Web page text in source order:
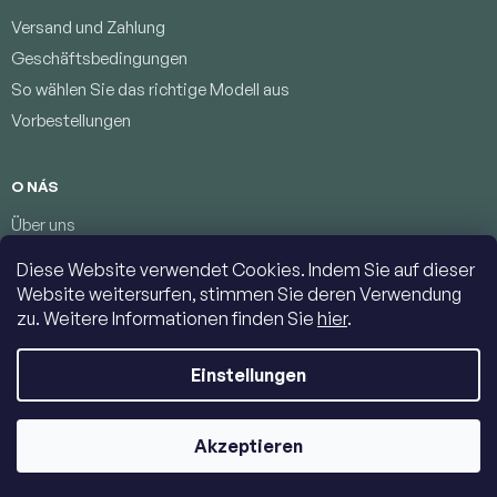
Diese Website verwendet Cookies. Indem Sie auf dieser
Website weitersurfen, stimmen Sie deren Verwendung
zu. Weitere Informationen finden Sie hier.
Einstellungen
Akzeptieren
Versand und Zahlung
Geschäftsbedingungen
So wählen Sie das richtige Modell aus
Vorbestellungen
O NÁS
Über uns
Bedingungen zum Schutz personenbezogener Daten
Kontakte
Erstellt von Shoptet
Copyright 2026Jumbolino-model.com. Alle Rechte vorbehalten.
Cookie-Einstellungen ändern